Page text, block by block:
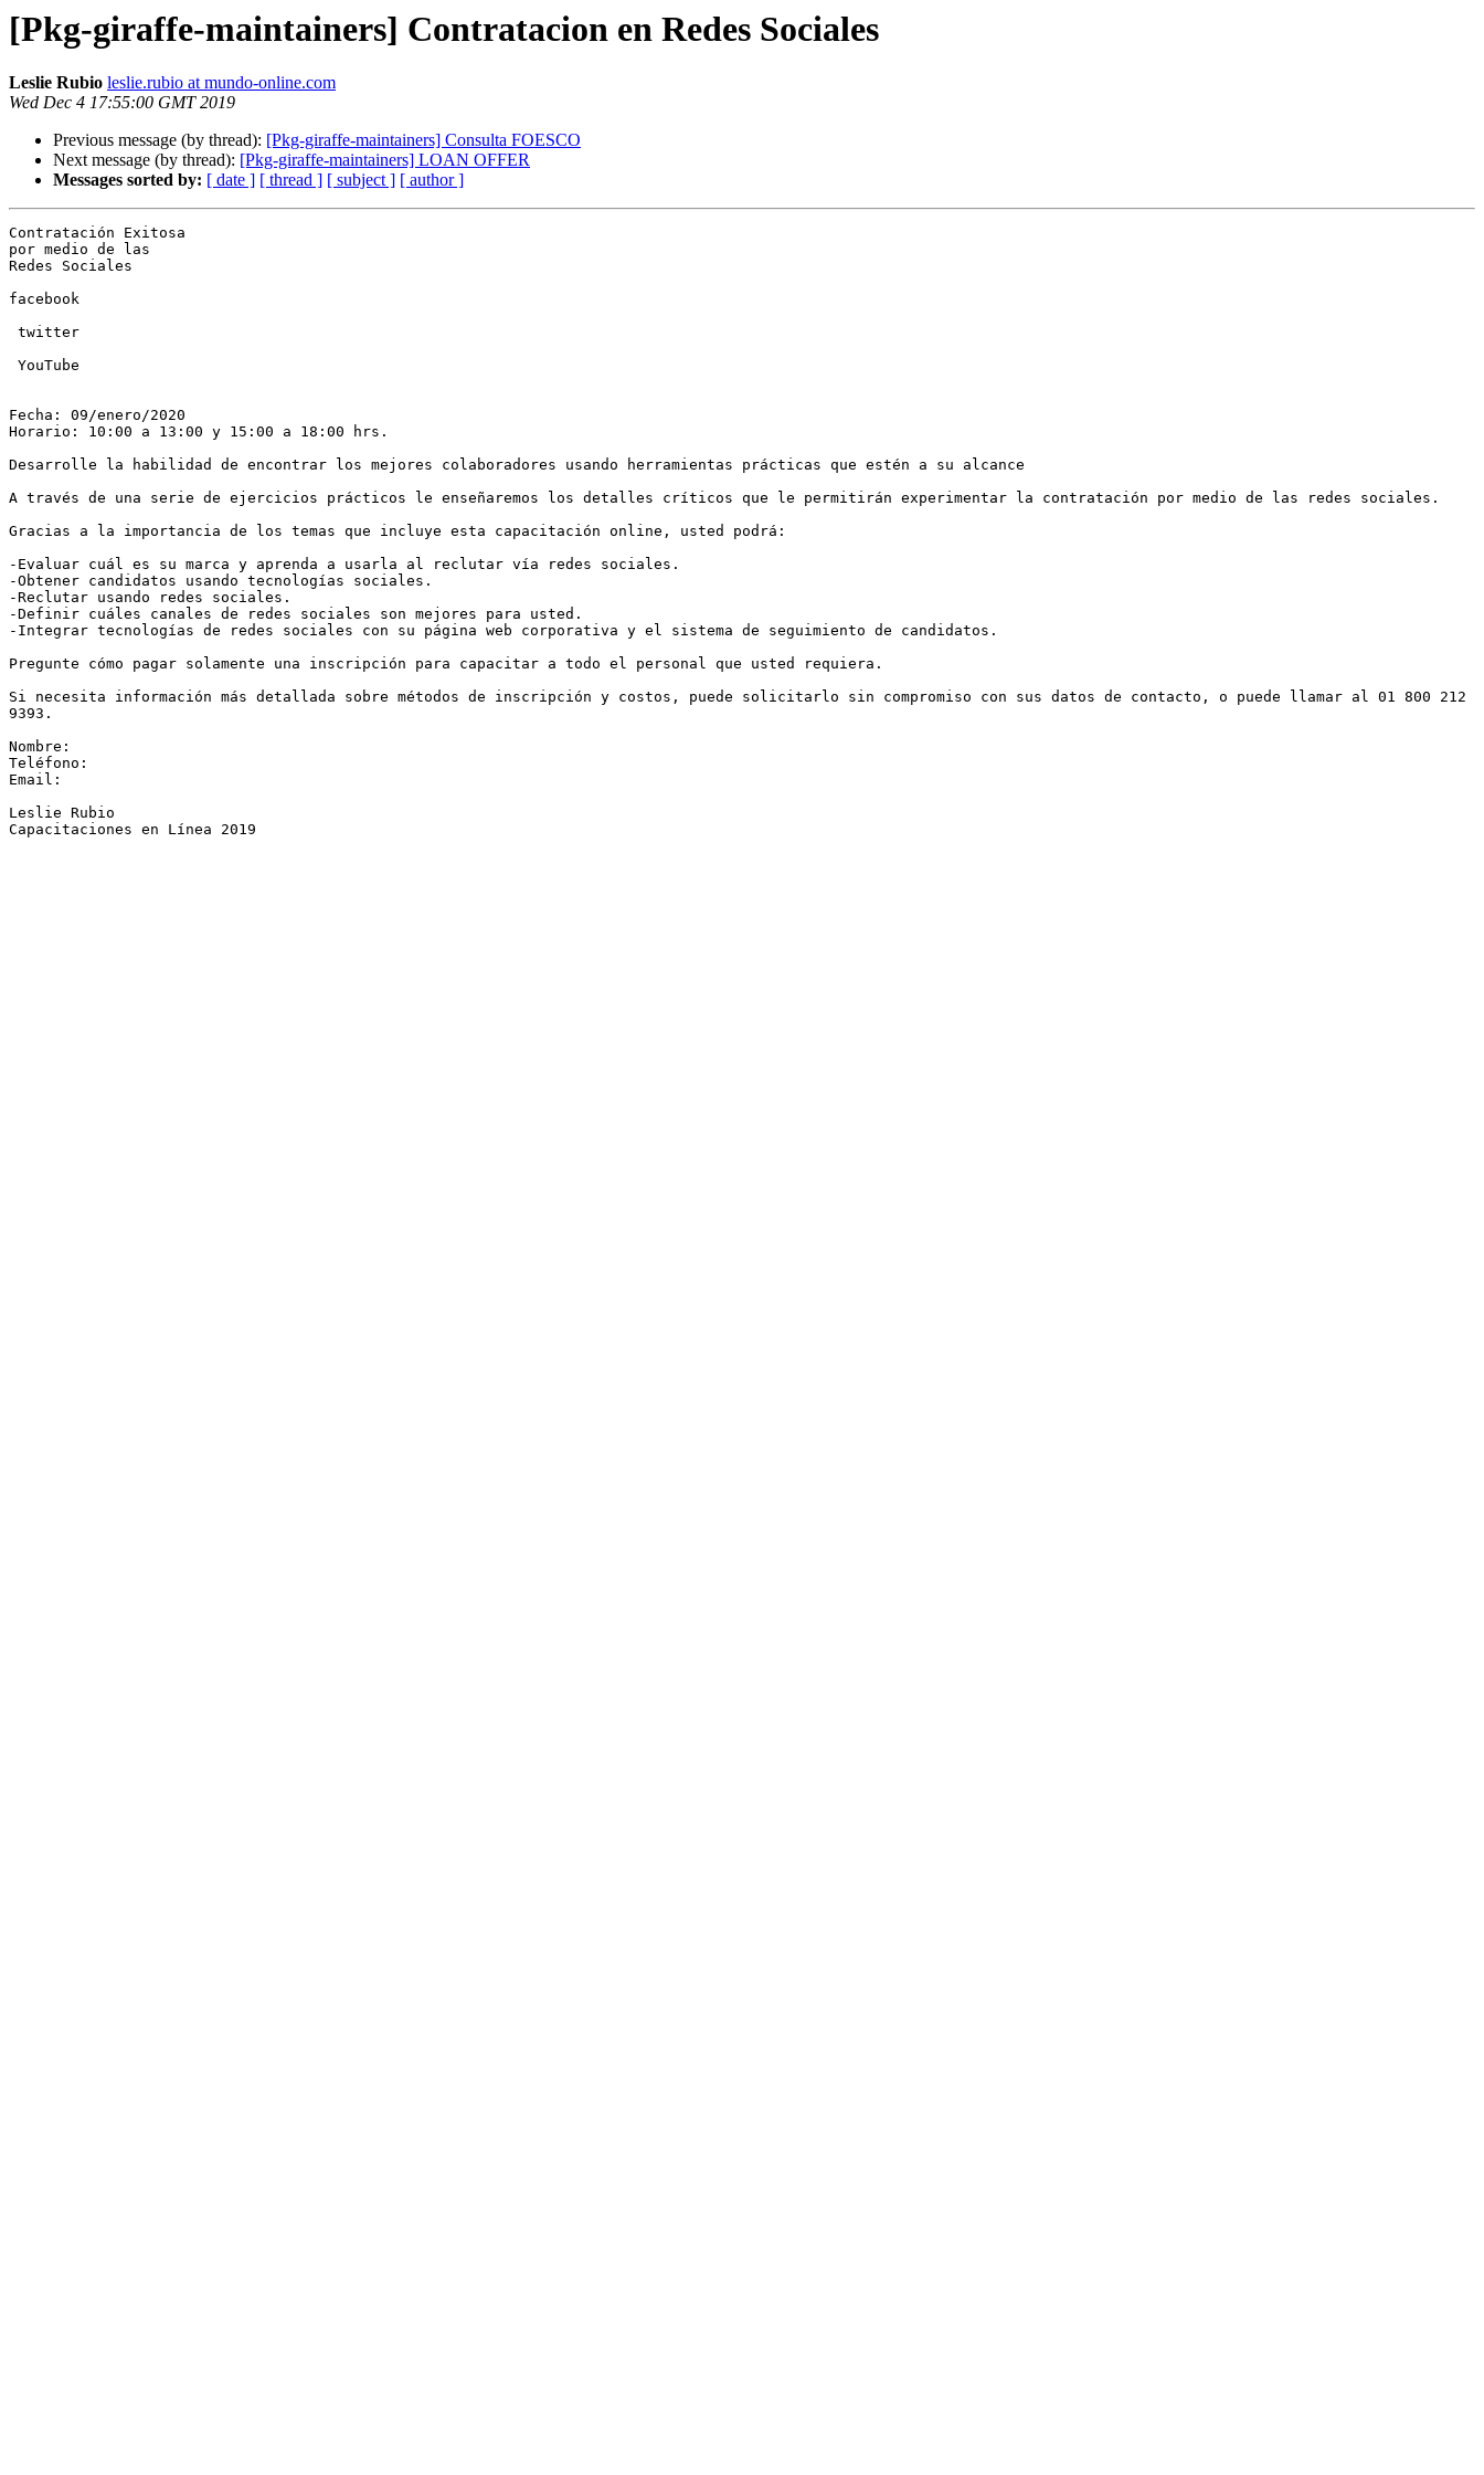
[Pkg-giraffe-maintainers] Contratacion en Redes Sociales
Leslie Rubio leslie.rubio at mundo-online.com
Wed Dec 4 17:55:00 GMT 2019
Previous message (by thread): [Pkg-giraffe-maintainers] Consulta FOESCO
Next message (by thread): [Pkg-giraffe-maintainers] LOAN OFFER
Messages sorted by: [ date ] [ thread ] [ subject ] [ author ]
Contratación Exitosa
por medio de las
Redes Sociales
facebook
Fecha: 09/enero/2020
Horario: 10:00 a 13:00 y 15:00 a 18:00 hrs.
Desarrolle la habilidad de encontrar los mejores colaboradores usando herramientas prácticas que estén a su alcance
A través de una serie de ejercicios prácticos le enseñaremos los detalles críticos que le permitirán experimentar la contratación por medio de las redes sociales.
Gracias a la importancia de los temas que incluye esta capacitación online, usted podrá:
-Evaluar cuál es su marca y aprenda a usarla al reclutar vía redes sociales.
-Obtener candidatos usando tecnologías sociales.
-Reclutar usando redes sociales.
-Definir cuáles canales de redes sociales son mejores para usted.
-Integrar tecnologías de redes sociales con su página web corporativa y el sistema de seguimiento de candidatos.
Pregunte cómo pagar solamente una inscripción para capacitar a todo el personal que usted requiera.
Si necesita información más detallada sobre métodos de inscripción y costos, puede solicitarlo sin compromiso con sus datos de contacto, o puede llamar al 01 800 212
9393.
Nombre:
Teléfono:
Email:
Leslie Rubio
Capacitaciones en Línea 2019